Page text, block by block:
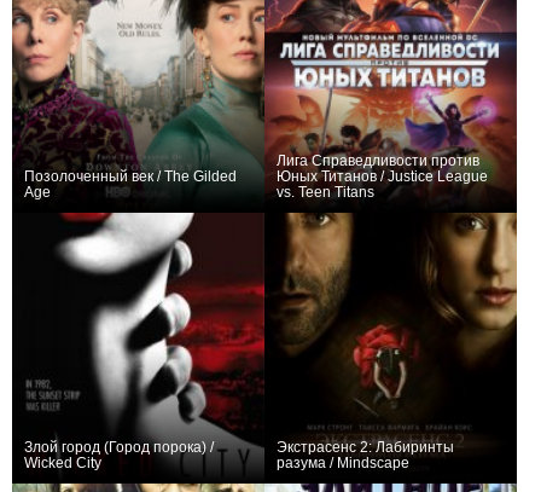
Позолоченный век / The Gilded
Age
Лига Справедливости против
Юных Титанов / Justice League
vs. Teen Titans
Злой город (Город порока) /
Wicked City
Экстрасенс 2: Лабиринты
разума / Mindscape